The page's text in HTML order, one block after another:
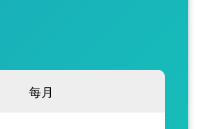
每月